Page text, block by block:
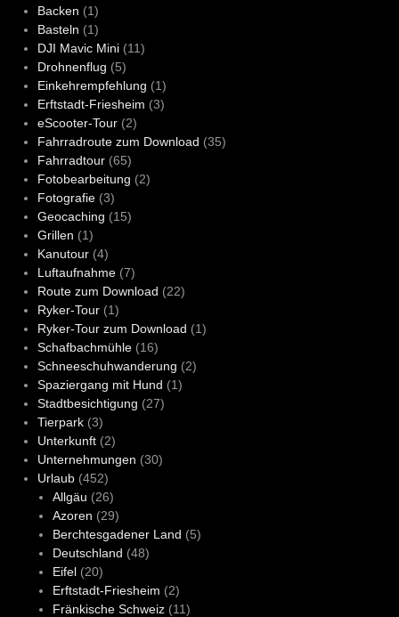
Backen (1)
Basteln (1)
DJI Mavic Mini(11)
Drohnenflug (5)
Einkehrempfehlung (1)
Erftstadt-Friesheim (3)
eScooter-Tour(2)
Fahrradroute zum Download (35)
Fahrradtour(65)
Fotobearbeitung (2)
Fotografie(3)
Geocaching (15)
Grillen (1)
Kanutour(4)
Luftaufnahme(7)
Route zum Download (22)
Ryker-Tour(1)
Ryker-Tour zum Download (1)
Schafbachmühle(16)
Schneeschuhwanderung (2)
Spaziergang mit Hund (1)
Stadtbesichtigung (27)
Tierpark(3)
Unterkunft(2)
Unternehmungen (30)
Urlaub(452)
Allgäu (26)
Azoren (29)
Berchtesgadener Land (5)
Deutschland (48)
Eifel(20)
Erftstadt-Friesheim (2)
Fränkische Schweiz(11)